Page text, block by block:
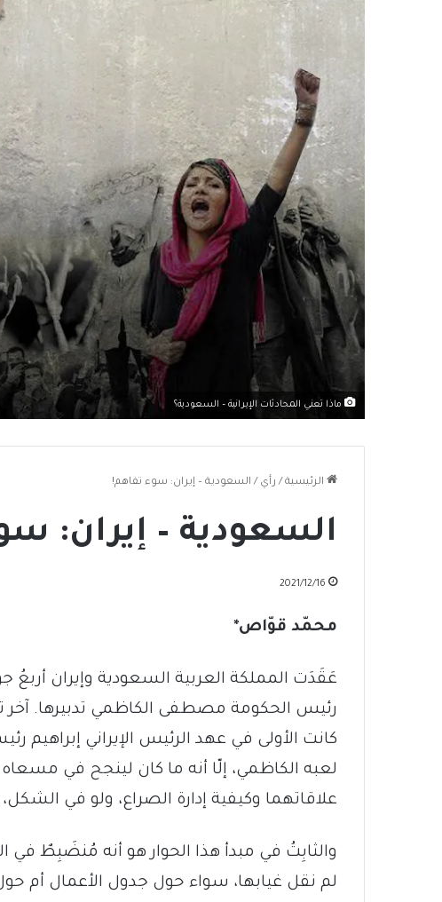
ماذا تعني المحادثات الإيرانية – السعودية؟
الرئيسية / رأي / السعودية – إيران: سوء تفاهم!
السعودية – إيران:
2021/12/16
محمد قوّاص*
عَقَدَت المملكة العربية السعودية وإيران أربعُ
رئيس الحكومة مصطفى الكاظمي تدبيرها. آخر
كانت الأولى في عهد الرئيس الإيراني إبراهيم
لعبه الكاظمي، إلّا أنه ما كان لينجح في مسعاه
علاقاتهما وكيفية إدارة الصراع، ولو في الشكل،
والثابِتُ في مبدأ هذا الحوار هو أنه مُنضَبِطٌ في
لم نقل غيابها، سواء حول جدول الأعمال أم